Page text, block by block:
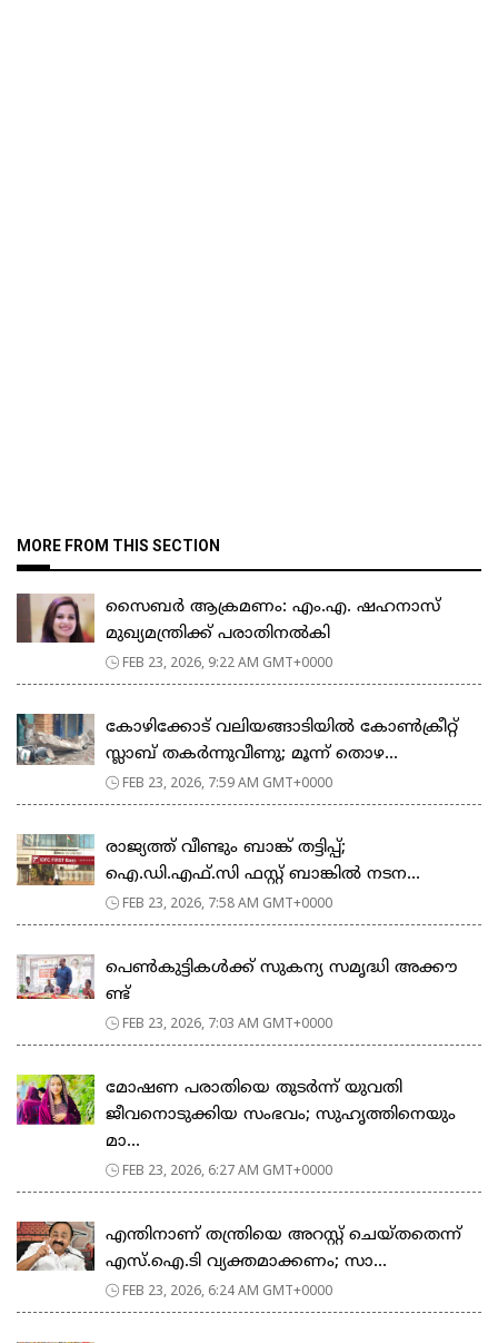
MORE FROM THIS SECTION
സൈബർ ആക്രമണം: എം.എ. ഷഹനാസ്
മുഖ്യമന്ത്രിക്ക് പരാതിനൽകി
FEB 23, 2026, 9:22 AM GMT+0000
കോഴിക്കോട് വലിയങ്ങാടിയിൽ കോൺക്രീറ്റ്
സ്ലാബ് തകർന്നുവീണു; മൂന്ന് തൊഴ...
FEB 23, 2026, 7:59 AM GMT+0000
രാജ്യത്ത് വീണ്ടും ബാങ്ക് തട്ടിപ്പ്;
ഐ.ഡി.എഫ്.സി ഫസ്റ്റ് ബാങ്കിൽ നടന...
FEB 23, 2026, 7:58 AM GMT+0000
പെ​ൺ​കു​ട്ടി​ക​ൾ​ക്ക് സു​ക​ന്യ സ​മൃ​ദ്ധി അ​ക്കൗ​
ണ്ട്
FEB 23, 2026, 7:03 AM GMT+0000
മോഷണ പരാതിയെ തുടര്‍ന്ന് യുവതി
ജീവനൊടുക്കിയ സംഭവം; സുഹൃത്തിനെയും
മാ...
FEB 23, 2026, 6:27 AM GMT+0000
എന്തിനാണ് തന്ത്രിയെ അറസ്റ്റ് ചെയ്തതെന്ന്
എസ്.ഐ.ടി വ്യക്തമാക്കണം; സാ...
FEB 23, 2026, 6:24 AM GMT+0000